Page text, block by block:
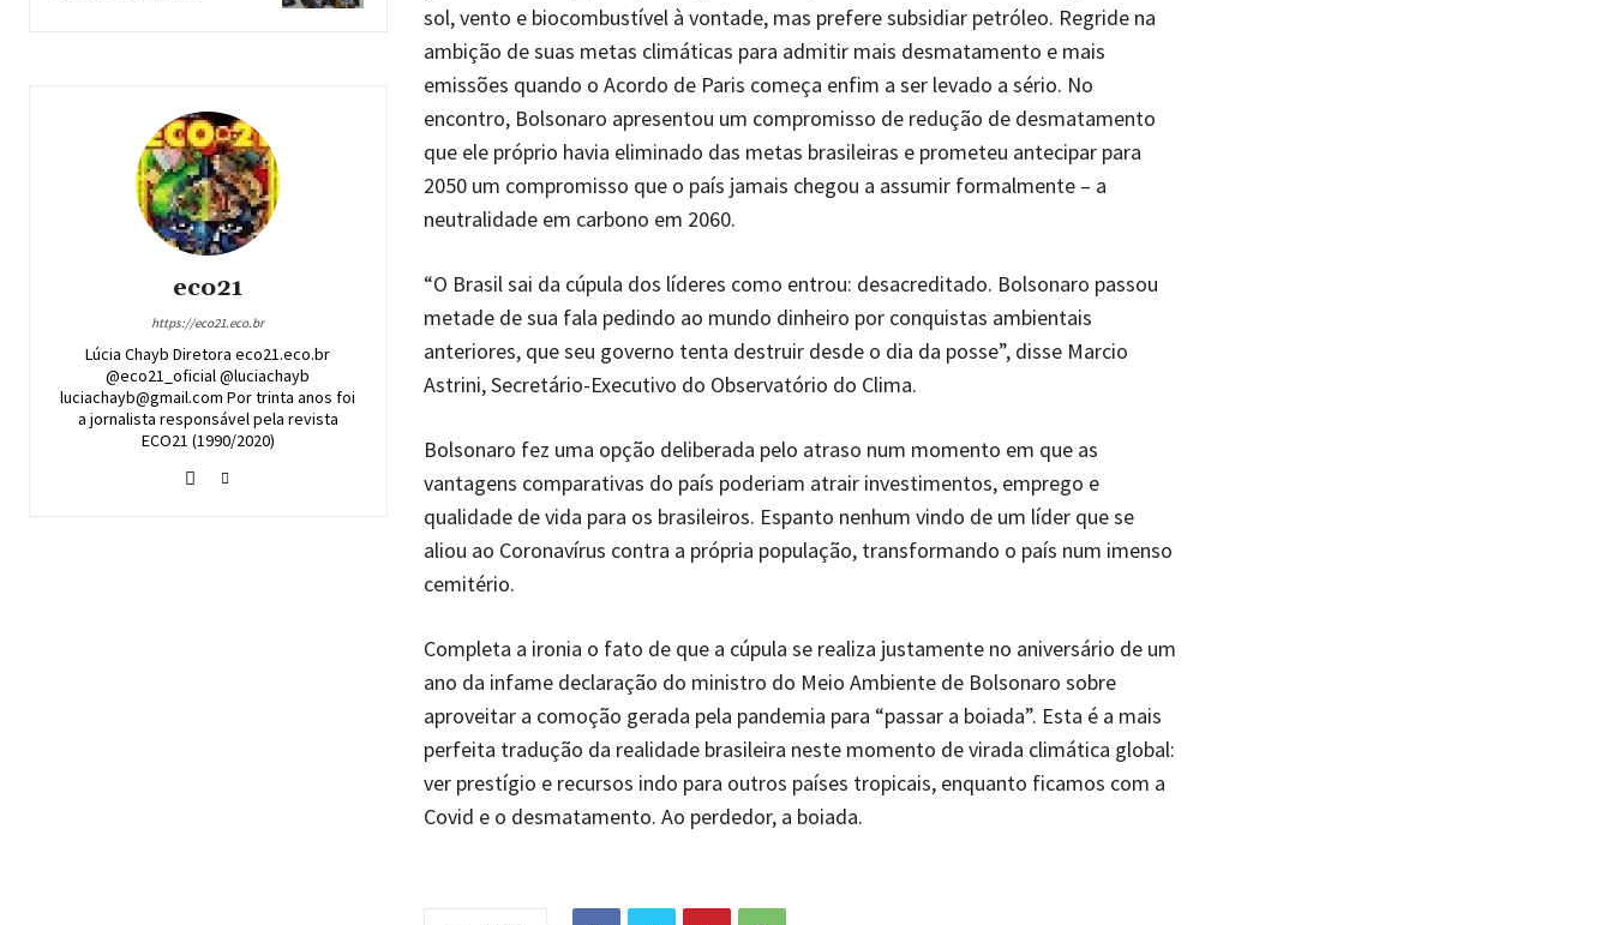
eco21
https://eco21.eco.br
Lúcia Chayb Diretora eco21.eco.br
@eco21_oficial @luciachayb
luciachayb@gmail.com Por trinta anos foi
a jornalista responsável pela revista
ECO21 (1990/2020)
sol, vento e biocombustível à vontade, mas prefere subsidiar petróleo. Regride na
ambição de suas metas climáticas para admitir mais desmatamento e mais
emissões quando o Acordo de Paris começa enfim a ser levado a sério. No
encontro, Bolsonaro apresentou um compromisso de redução de desmatamento
que ele próprio havia eliminado das metas brasileiras e prometeu antecipar para
2050 um compromisso que o país jamais chegou a assumir formalmente – a
neutralidade em carbono em 2060.
“O Brasil sai da cúpula dos líderes como entrou: desacreditado. Bolsonaro passou
metade de sua fala pedindo ao mundo dinheiro por conquistas ambientais
anteriores, que seu governo tenta destruir desde o dia da posse”, disse Marcio
Astrini, Secretário-Executivo do Observatório do Clima.
Bolsonaro fez uma opção deliberada pelo atraso num momento em que as
vantagens comparativas do país poderiam atrair investimentos, emprego e
qualidade de vida para os brasileiros. Espanto nenhum vindo de um líder que se
aliou ao Coronavírus contra a própria população, transformando o país num imenso
cemitério.
Completa a ironia o fato de que a cúpula se realiza justamente no aniversário de um
ano da infame declaração do ministro do Meio Ambiente de Bolsonaro sobre
aproveitar a comoção gerada pela pandemia para “passar a boiada”. Esta é a mais
perfeita tradução da realidade brasileira neste momento de virada climática global:
ver prestígio e recursos indo para outros países tropicais, enquanto ficamos com a
Covid e o desmatamento. Ao perdedor, a boiada.